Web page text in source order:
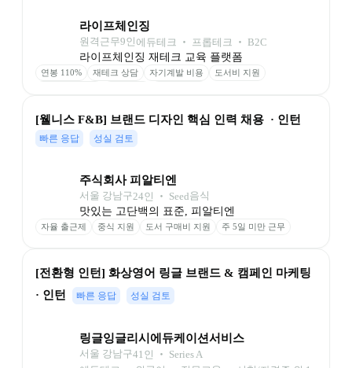
라이프체인징
원격근무9인 에듀테크 ‧ 프롭테크 ‧ B2C
라이프체인징 재테크 교육 플랫폼
연봉 110% 재테크 상담 자기계발 비용
도서비 지원
[웰니스 F&B] 브랜드 디자인 핵심 인력 채용  · 인턴
빠른 응답 성실 검토
주식회사 피알티엔
서울 강남구24인 ‧ Seed음식
맛있는 고단백의 표준, 피알티엔
자율 출근제 중식 지원 도서 구매비 지원 주 5일 미만 근무
[전환형 인턴] 화상영어 링글 브랜드 & 캠페인 마케팅
· 인턴
빠른 응답 성실 검토
링글잉글리시에듀케이션서비스
서울 강남구41인 ‧ Series A